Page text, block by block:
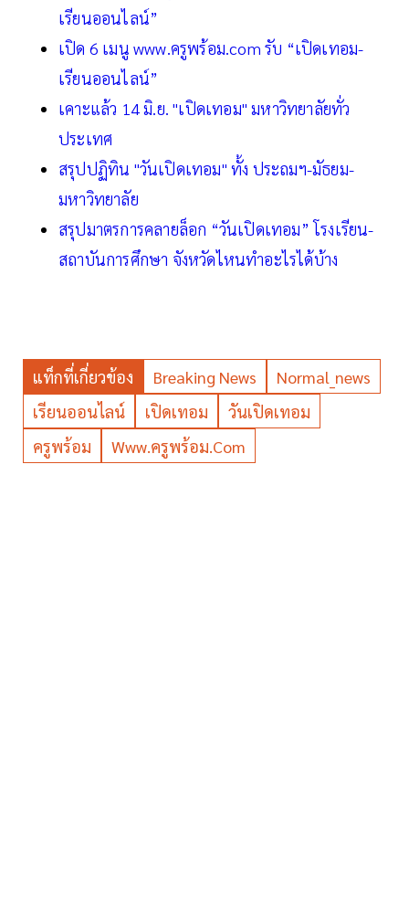
เรียนออนไลน์”
เปิด 6 เมนู www.ครูพร้อม.com รับ “เปิดเทอม-
เรียนออนไลน์”
เคาะแล้ว 14 มิ.ย. "เปิดเทอม" มหาวิทยาลัยทั่ว
ประเทศ
สรุปปฏิทิน "วันเปิดเทอม" ทั้ง ประถมฯ-มัธยม-
มหาวิทยาลัย
สรุปมาตรการคลายล็อก “วันเปิดเทอม” โรงเรียน-
สถาบันการศึกษา จังหวัดไหนทำอะไรได้บ้าง
แท็กที่เกี่ยวข้อง Breaking News
Normal_news
เรียนออนไลน์
เปิดเทอม
วันเปิดเทอม
ครูพร้อม
Www.ครูพร้อม.com